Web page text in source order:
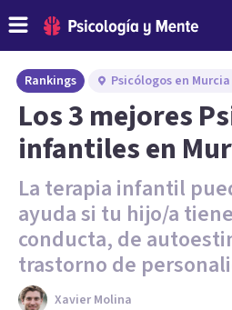
Rankings Psicólogos en Murcia
Los 3 mejores
infantiles en
La terapia infantil
ayuda si tu hijo/a
conducta, de
trastorno de
Xavier Molina